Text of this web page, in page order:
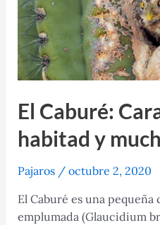
El Caburé:
habitad y
Pajaros/ octubre 2, 2020
El Caburé es una
emplumada (Glaucidium